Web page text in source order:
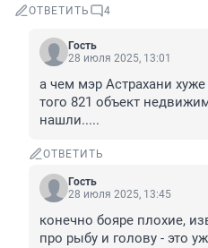
ОТВЕТИТЬ 4
Гость
28 июля 2025, 13:01
а чем мэр Астрахани
того 821 объект
нашли.....
ОТВЕТИТЬ
Гость
28 июля 2025, 13:45
конечно бояре плохие,
про рыбу и голову - это